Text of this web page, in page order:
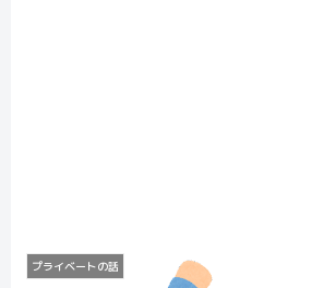
プライベートの話